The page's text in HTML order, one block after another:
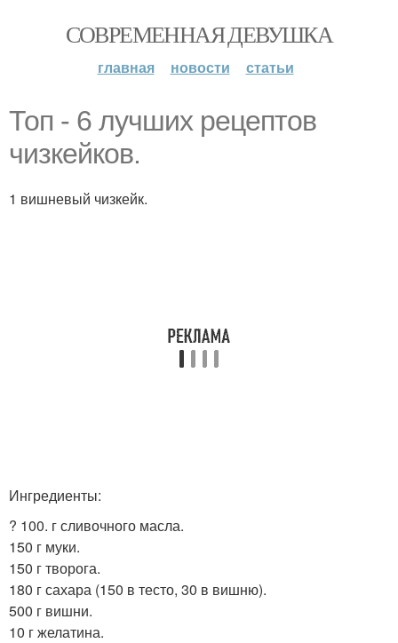
СОВРЕМЕННАЯ ДЕВУШКА
главная новости статьи
Топ - 6 лучших рецептов
чизкейков.
1 вишневый чизкейк.
Ингредиенты:
? 100. г сливочного масла.
150 г муки.
150 г творога.
180 г сахара (150 в тесто, 30 в вишню).
500 г вишни.
10 г желатина.